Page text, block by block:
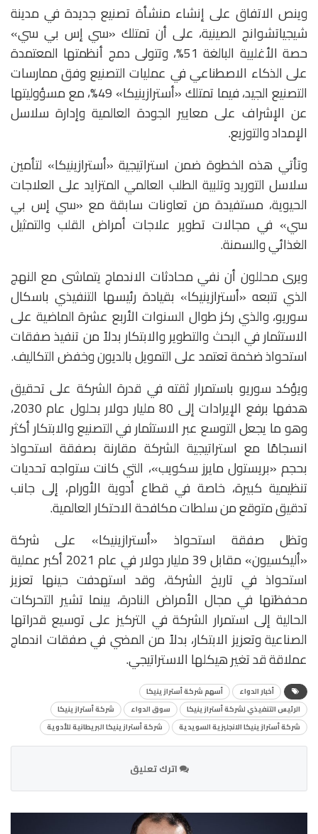
وينص الاتفاق على إنشاء منشأة تصنيع جديدة في مدينة
شيجياتشوانج الصينية، على أن تمتلك «سي إس بي سي»
حصة الأغلبية البالغة 51%، وتتولى دمج أنظمتها المعتمدة
على الذكاء الاصطناعي في عمليات التصنيع وفق ممارسات
التصنيع الجيد، فيما تمتلك «أسترازينيكا» 49%، مع مسؤوليتها
عن الإشراف على معايير الجودة العالمية وإدارة سلاسل
الإمداد والتوزيع.
وتأتي هذه الخطوة ضمن استراتيجية «أسترازينيكا» لتأمين
سلاسل التوريد وتلبية الطلب العالمي المتزايد على العلاجات
الحيوية، مستفيدة من تعاونات سابقة مع «سي إس بي
سي» في مجالات تطوير علاجات أمراض القلب والتمثيل
الغذائي والسمنة.
ويرى محللون أن نفي محادثات الاندماج يتماشى مع النهج
الذي تتبعه «أسترازينيكا» بقيادة رئيسها التنفيذي باسكال
سوريو، والذي ركز طوال السنوات الأربع عشرة الماضية على
الاستثمار في البحث والتطوير والابتكار بدلاً من تنفيذ صفقات
استحواذ ضخمة تعتمد على التمويل بالديون وخفض التكاليف.
ويؤكد سوريو باستمرار ثقته في قدرة الشركة على تحقيق
هدفها برفع الإيرادات إلى 80 مليار دولار بحلول عام 2030،
وهو ما يجعل التوسع عبر الاستثمار في التصنيع والابتكار أكثر
انسجامًا مع استراتيجية الشركة مقارنة بصفقة استحواذ
بحجم «بريستول مايرز سكويب»، التي كانت ستواجه تحديات
تنظيمية كبيرة، خاصة في قطاع أدوية الأورام، إلى جانب
تدقيق متوقع من سلطات مكافحة الاحتكار العالمية.
وتظل صفقة استحواذ «أسترازينيكا» على شركة
«أليكسيون» مقابل 39 مليار دولار في عام 2021 أكبر عملية
استحواذ في تاريخ الشركة، وقد استهدفت حينها تعزيز
محفظتها في مجال الأمراض النادرة، بينما تشير التحركات
الحالية إلى استمرار الشركة في التركيز على توسيع قدراتها
الصناعية وتعزيز الابتكار، بدلاً من المضي في صفقات اندماج
عملاقة قد تغير هيكلها الاستراتيجي.
أخبار الدواء
أسهم شركة أسترازينيكا
الرئيس التنفيذي لشركة أسترازينيكا
سوق الدواء
شركة أسترازينيكا
شركة أسترازينيكا الانجليزية السويدية
شركة أسترازينيكا البريطانية للأدوية
اترك تعليق